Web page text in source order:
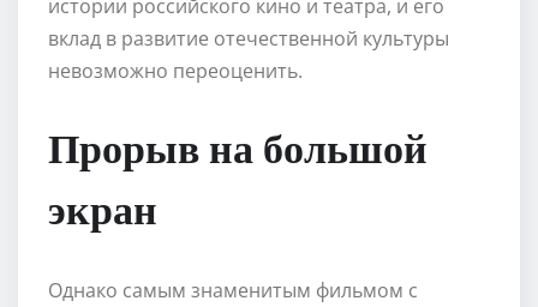
истории российского кино и театра, и его
вклад в развитие отечественной культуры
невозможно переоценить.
Прорыв на большой
экран
Однако самым знаменитым фильмом с